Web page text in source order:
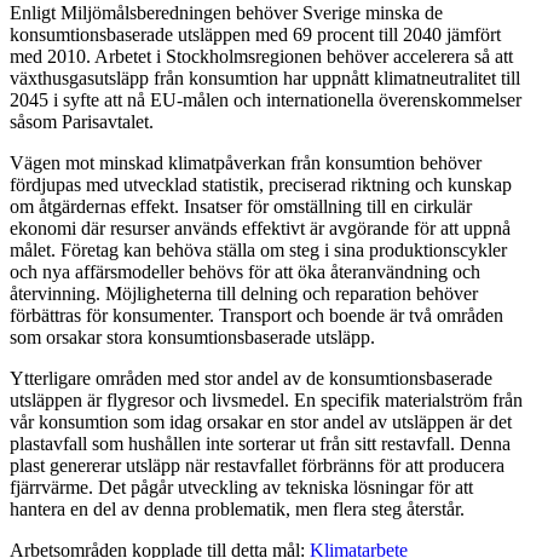
Enligt Miljömåls­­beredningen behöver Sverige minska de
konsumtions­baserade utsläppen med 69 procent till 2040 jämfört
med 2010. Arbetet i Stockholms­regionen behöver accelerera så att
växthus­gas­utsläpp från konsumtion har uppnått klimat­neutralitet till
2045 i syfte att nå EU-målen och internationella överenskommelser
såsom Parisavtalet.
Vägen mot minskad klimatpåverkan från konsumtion behöver
fördjupas med utvecklad statistik, preciserad riktning och kunskap
om åtgärdernas effekt. Insatser för omställning till en cirkulär
ekonomi där resurser används effektivt är avgörande för att uppnå
målet. Företag kan behöva ställa om steg i sina produktions­cykler
och nya affärsmodeller behövs för att öka återanvändning och
återvinning. Möjligheterna till delning och reparation behöver
förbättras för konsumenter. Transport och boende är två områden
som orsakar stora konsumtions­baserade utsläpp.
Ytterligare områden med stor andel av de konsumtionsbaserade
utsläppen är flygresor och livsmedel. En specifik materialström från
vår konsumtion som idag orsakar en stor andel av utsläppen är det
plastavfall som hushållen inte sorterar ut från sitt restavfall. Denna
plast genererar utsläpp när restavfallet förbränns för att producera
fjärrvärme. Det pågår utveckling av tekniska lösningar för att
hantera en del av denna problematik, men flera steg återstår.
Arbetsområden kopplade till detta mål: Klimatarbete